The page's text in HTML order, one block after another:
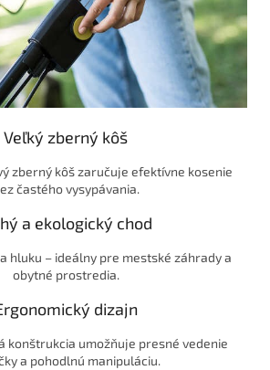
Veľký zberný kôš
zberný kôš zaručuje efektívne kosenie
častého vysypávania.
a ekologický chod
hluku – ideálny pre mestské záhrady a
obytné prostredia.
dizajn
konštrukcia umožňuje presné vedenie
a pohodlnú manipuláciu.